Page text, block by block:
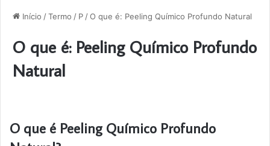
Início /Termo / P /O que é: Peeling Químico Profundo Natural
O que é: Peeling Químico Profundo
Natural
O que é Peeling Químico Profundo